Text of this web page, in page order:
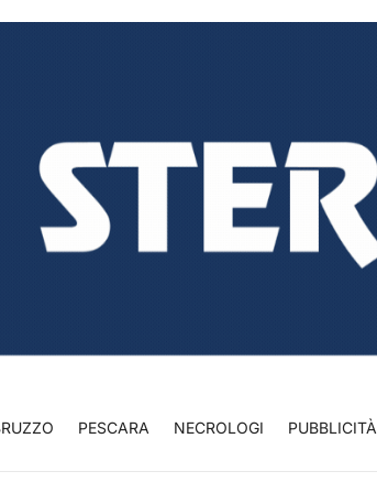
PESCARA NECROLOGI PUBBLICITÀ